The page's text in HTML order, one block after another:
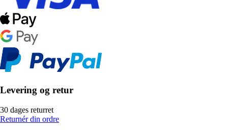
Levering og retur
30 dages returret
Returnér din ordre